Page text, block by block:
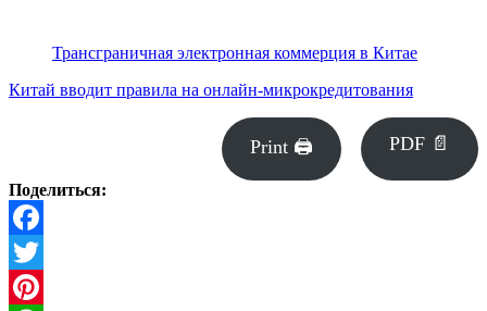
Трансграничная электронная коммерция в Китае
Китай вводит правила на онлайн-микрокредитования
Print 🖨 PDF 📄
Поделиться:
Facebook
Twitter